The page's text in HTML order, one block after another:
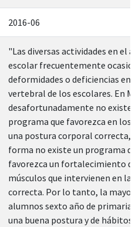
2016-06
"Las diversas actividades en el
escolar frecuentemente
deformidades o deficiencias en
vertebral de los escolares. En
desafortunadamente no existe
programa que favorezca en los
una postura corporal correcta,
forma no existe un programa
favorezca un fortalecimiento
músculos que intervienen en la
correcta. Por lo tanto, la
alumnos sexto año de primaria
una buena postura y de hábitos